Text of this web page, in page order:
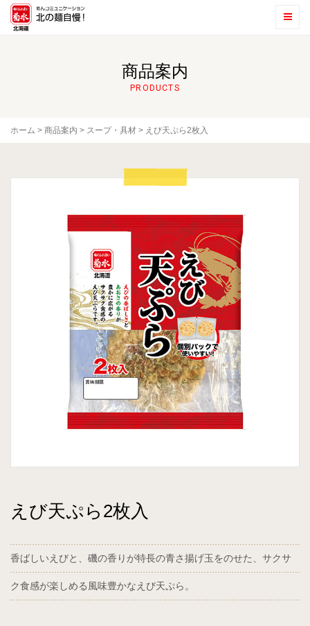
商品案内
PRODUCTS
ホーム > 商品案内 > スープ・具材 > えび天ぷら2枚入
えび天ぷら2枚入
香ばしいえびと、磯の香りが特長の青さ揚げ玉をのせた、サクサ
ク食感が楽しめる風味豊かなえび天ぷら。